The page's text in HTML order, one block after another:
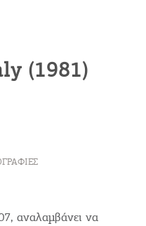
(1981)
αναλαμβάνει να